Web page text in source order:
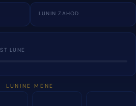
LUNIN ZAHOD
LUNE
LUNINE MENE